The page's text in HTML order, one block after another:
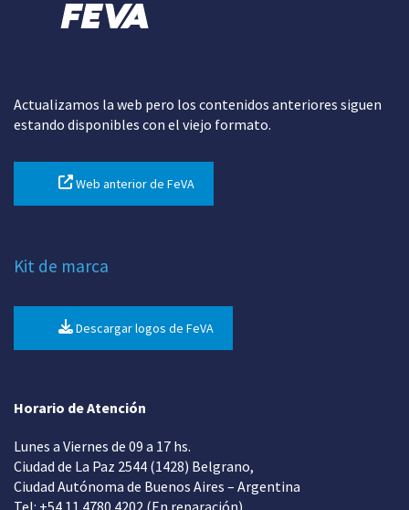
Actualizamos la web pero los contenidos anteriores siguen
estando disponibles con el viejo formato.
Web anterior de FeVA
Kit de marca
Descargar logos de FeVA
Horario de Atención
Lunes a Viernes de 09 a 17 hs.
Ciudad de La Paz 2544 (1428) Belgrano,
Ciudad Autónoma de Buenos Aires – Argentina
Tel: +54 11 4780 4202 (En reparación)